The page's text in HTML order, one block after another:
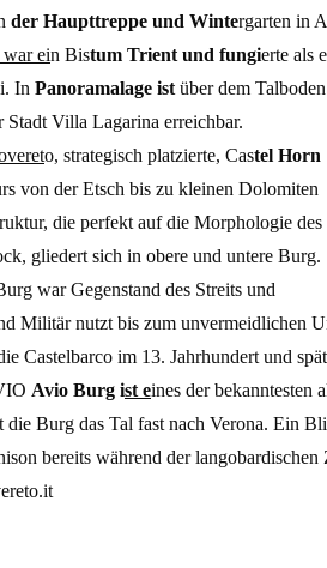
der Haupttreppe und Wintergarten in
war ein Bistum Trient und fungierte als
In Panoramalage ist über dem Talboden
Stadt Villa Lagarina erreichbar.
o, strategisch platzierte, Castel Horn
von der Etsch bis zu kleinen Dolomiten
die perfekt auf die Morphologie des
gliedert sich in obere und untere Burg.
war Gegenstand des Streits und
Militär nutzt bis zum unvermeidlichen
Castelbarco im 13. Jahrhundert und
IO Avio Burg ist eines der bekanntesten
Burg das Tal fast nach Verona. Ein
bereits während der